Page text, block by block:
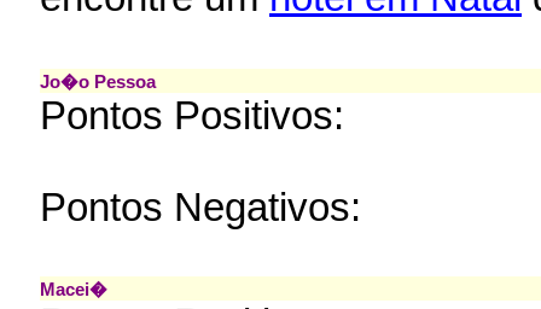
Jo�o Pessoa
Pontos Positivos:
Pontos Negativos:
Macei�